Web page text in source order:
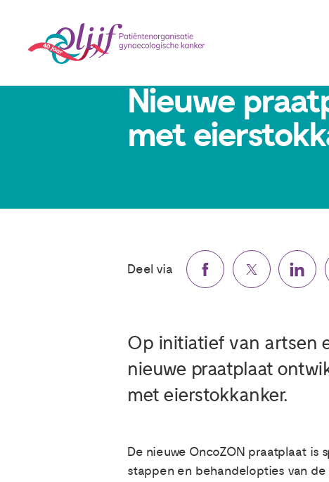
Nieuwe
met
Deel via
Op initiatief van artsen
nieuwe praatplaat
met eierstokkanker.
De nieuwe OncoZON praatplaat
stappen en behandelopties van